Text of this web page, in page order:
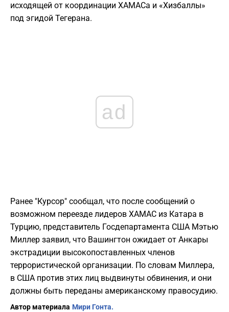
исходящей от координации ХАМАСа и «Хизбаллы»
под эгидой Тегерана.
ad
Ранее "Курсор" сообщал, что после сообщений о
возможном переезде лидеров ХАМАС из Катара в
Турцию, представитель Госдепартамента США Мэтью
Миллер заявил, что Вашингтон ожидает от Анкары
экстрадиции высокопоставленных членов
террористической организации. По словам Миллера,
в США против этих лиц выдвинуты обвинения, и они
должны быть переданы американскому правосудию.
Автор материала Мири Гонта.